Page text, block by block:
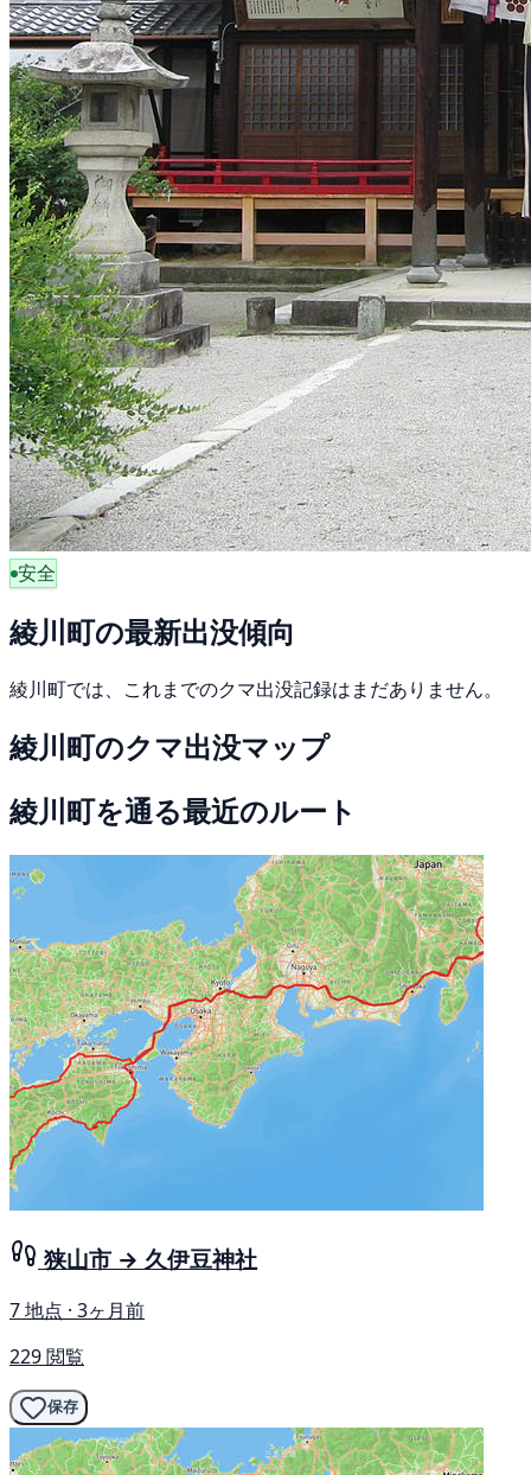
安全
綾川町の最新出没傾向
綾川町では、これまでのクマ出没記録はまだありません。
綾川町のクマ出没マップ
綾川町を通る最近のルート
狭山市 → 久伊豆神社
7 地点 · 3ヶ月前
229 閲覧
保存